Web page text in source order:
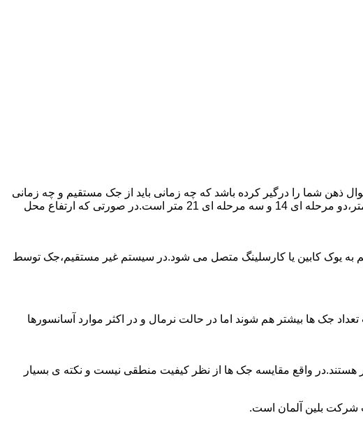
ذهن شما را درگیر کرده باشد که چه زمانی باید از جک مستقیم و چه زمانی
از جک غیرمستقیم استفاده کنیم؟ جک های مستقیم تا 21 متر را ساپورت می کنند و این مقدار در جک تلسکوپی تک مرحله ای 7 متر،دو مرحله ای 14 و سه مرحله ای 21 متر است.در صورتی که ارتفاع محل
یوک کابین یا کارسلینگ متصل می شود.در سیستم غیر مستقیم،جک توسط
جک ها بیشتر هم شوند اما در حالت نرمال و در اکثر موارد آسانسورها
هستند.در واقع مقایسه جک ها از نظر کیفیت منطقی نیست و نکته ی بسیار
شرکت بلین آلمان است.